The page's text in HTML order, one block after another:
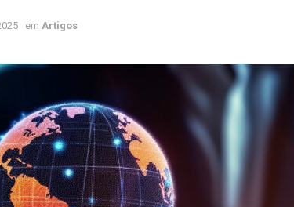
em Artigos